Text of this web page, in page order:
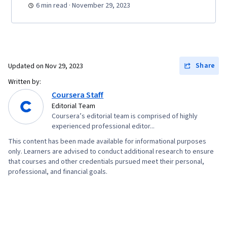
Requirements, Team Oriented, Professional
Management, Data Storytelling, Project
Coordination, Project Controls, Leadership and
Management, Project Implementation, Project
Risk Management, Strategic Thinking, Issue
Tracking, Milestones (Project Management),
Project Documentation, Budgeting, Project
Estimation, Procurement, Risk Mitigation,
Communication Planning, Budget Management,
Document Management, Cost Management,
6 min read · November 29, 2023
Updated on Nov 29, 2023
Share
Written by:
Coursera Staff
Editorial Team
Coursera’s editorial team is comprised of highly
experienced professional editor...
This content has been made available for informational purposes
only. Learners are advised to conduct additional research to ensure
that courses and other credentials pursued meet their personal,
professional, and financial goals.